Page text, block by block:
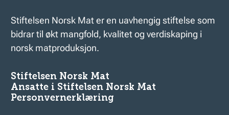
Stiftelsen Norsk Mat er en uavhengig stiftelse som
bidrar til økt mangfold, kvalitet og verdiskaping i
norsk matproduksjon.
Stiftelsen Norsk Mat
Ansatte i Stiftelsen Norsk Mat
Personvernerklæring